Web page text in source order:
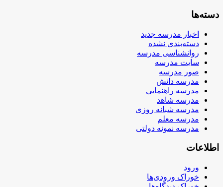
دسته‌ها
اخبار مدرسه جدید
دسته‌بندی نشده
روانشناسی مدرسه
سایت مدرسه
صور مدرسه
مدرسه دانش
مدرسه راهنمایی
مدرسه شاهد
مدرسه شبانه روزی
مدرسه معلم
مدرسه نمونه دولتی
اطلاعات
ورود
خوراک ورودی‌ها